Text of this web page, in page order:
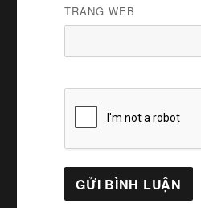
TRANG WEB